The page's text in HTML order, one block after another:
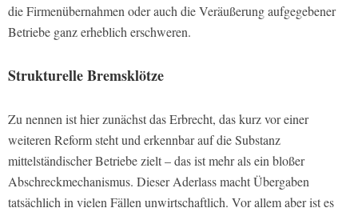
die Firmenübernahmen oder auch die Veräußerung aufgegebener
Betriebe ganz erheblich erschweren.
Strukturelle Bremsklötze
Zu nennen ist hier zunächst das Erbrecht, das kurz vor einer
weiteren Reform steht und erkennbar auf die Substanz
mittelständischer Betriebe zielt – das ist mehr als ein bloßer
Abschreckmechanismus. Dieser Aderlass macht Übergaben
tatsächlich in vielen Fällen unwirtschaftlich. Vor allem aber ist es